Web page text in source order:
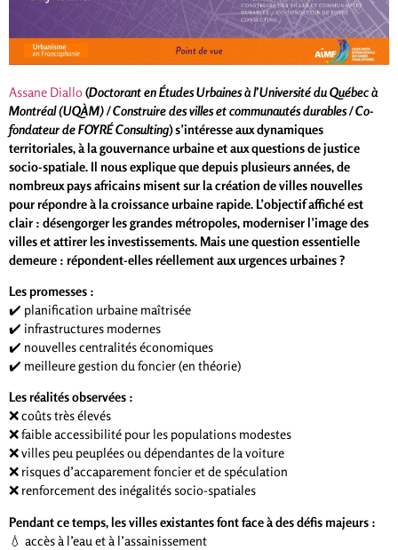
Assane Diallo(Doctorant en Études Urbainesà l’Université du Québec à
Montréal (UQÀM)/ Construire des villes et communautés durables / Co-
fondateur de FOYRÉ Consulting) s’intéresse aux dynamiques
territoriales, à la gouvernance urbaine et aux questions de justice
socio-spatiale. Il nous explique que depuis plusieurs années, de
nombreux pays africains misent sur la création de villes nouvelles
pour répondre à la croissance urbaine rapide. L’objectif affiché est
clair : désengorger les grandes métropoles, moderniser l’image des
villes et attirer les investissements. Mais une question essentielle
demeure : répondent-elles réellement aux urgences urbaines ?
Les promesses :
✔️ planification urbaine maîtrisée
✔️ infrastructures modernes
✔️ nouvelles centralités économiques
✔️ meilleure gestion du foncier (en théorie)
Les réalités observées :
❌ coûts très élevés
❌ faible accessibilité pour les populations modestes
❌ villes peu peuplées ou dépendantes de la voiture
❌ risques d’accaparement foncier et de spéculation
❌ renforcement des inégalités socio-spatiales
Pendant ce temps, les villes existantes font face à des défis majeurs :
💧 accès à l’eau et à l’assainissement